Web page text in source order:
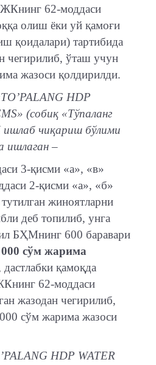
ЖКнинг 62-моддаси
олиш ёки уй қамоғи
қоидалари) тартибида
чегирилиб, ўташ учун
жазоси қолдирилди.
HDP
(собиқ «Тўпаланг
чиқариш бўлими
ишлаган –
3-қисми «а», «в»
2-қисми «а», «б»
жиноятларни
деб топилиб, унга
БҲМнинг 600 баравари
000 сўм жарима
қамоқда
62-моддаси
жазодан чегирилиб,
сўм жарима жазоси
HDP WATER